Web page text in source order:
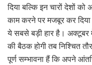
दिया बल्कि इन चारों देशों
काम करने पर मजबूर कर
ये सबसे बड़ी हार है। अक्टूबर
की बैठक होगी तब निश्चित
पूर्ण सम्भावना हैं कि अपने